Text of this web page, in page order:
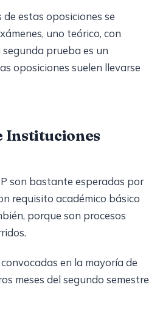
estas oposiciones se
uno teórico, con
prueba es un
oposiciones suelen llevarse
Instituciones
son bastante esperadas por
requisito académico básico
porque son procesos
en la mayoría de
meses del segundo semestre